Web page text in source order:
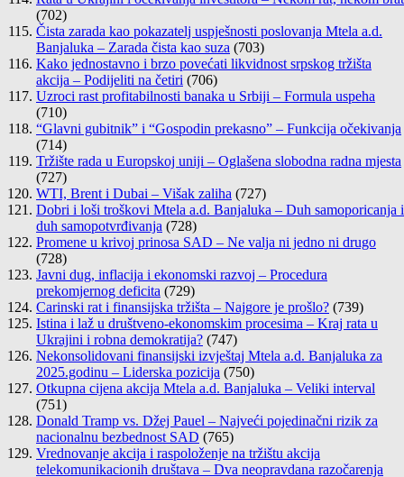
(702)
Čista zarada kao pokazatelj uspješnosti poslovanja Mtela a.d.
Banjaluka – Zarada čista kao suza (703)
Kako jednostavno i brzo povećati likvidnost srpskog tržišta
akcija – Podijeliti na četiri (706)
Uzroci rast profitabilnosti banaka u Srbiji – Formula uspeha
(710)
“Glavni gubitnik” i “Gospodin prekasno” – Funkcija očekivanja
(714)
Tržište rada u Europskoj uniji – Oglašena slobodna radna mjesta
(727)
WTI, Brent i Dubai – Višak zaliha (727)
Dobri i loši troškovi Mtela a.d. Banjaluka – Duh samoporicanja i
duh samopotvrđivanja (728)
Promene u krivoj prinosa SAD – Ne valja ni jedno ni drugo
(728)
Javni dug, inflacija i ekonomski razvoj – Procedura
prekomjernog deficita (729)
Carinski rat i finansijska tržišta – Najgore je prošlo? (739)
Istina i laž u društveno-ekonomskim procesima – Kraj rata u
Ukrajini i robna demokratija? (747)
Nekonsolidovani finansijski izvještaj Mtela a.d. Banjaluka za
2025.godinu – Liderska pozicija (750)
Otkupna cijena akcija Mtela a.d. Banjaluka – Veliki interval
(751)
Donald Tramp vs. Džej Pauel – Najveći pojedinačni rizik za
nacionalnu bezbednost SAD (765)
Vrednovanje akcija i raspoloženje na tržištu akcija
telekomunikacionih društava – Dva neopravdana razočarenja